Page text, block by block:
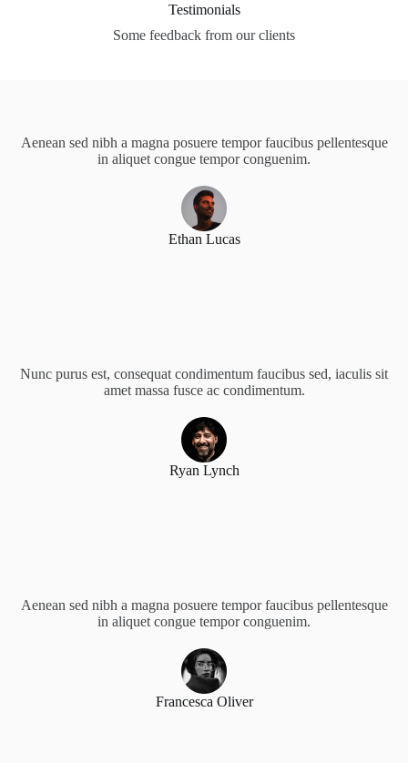
Testimonials
Some feedback from our clients
Aenean sed nibh a magna posuere tempor faucibus pellentesque
in aliquet congue tempor conguenim.
Ethan Lucas
Nunc purus est, consequat condimentum faucibus sed, iaculis sit
amet massa fusce ac condimentum.
Ryan Lynch
Aenean sed nibh a magna posuere tempor faucibus pellentesque
in aliquet congue tempor conguenim.
Francesca Oliver